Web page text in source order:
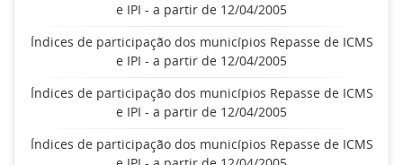
e IPI - a partir de 12/04/2005
Índices de participação dos municípios Repasse de ICMS
e IPI - a partir de 12/04/2005
Índices de participação dos municípios Repasse de ICMS
e IPI - a partir de 12/04/2005
Índices de participação dos municípios Repasse de ICMS